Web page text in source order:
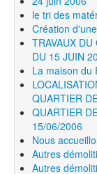
le tri des
Création
TRAVAUX
DU 15 JUIN
La maison du
QUARTIER
QUARTIER
15/06/2006
Nous
Autres
Autres